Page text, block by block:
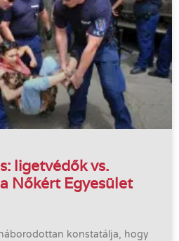
ligetvédők vs.
Nőkért Egyesület
konstatálja, hogy